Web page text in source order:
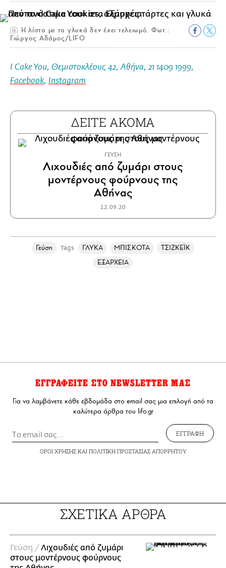
Η λίστα με τα γλυκά δεν έχει τελειωμό. Φωτ.:
Γιώργος Αδάμος/LIFO
I Cake You, Θεμιστοκλέους 42, Αθήνα, 21 1409 1999,
Facebook, Instagram
ΔΕΙΤΕ ΑΚΟΜΑ
ΓΕΥΣΗ
Λιχουδιές από ζυμάρι στους
μοντέρνους φούρνους της
Αθήνας
12.09.20
Γεύση Tags ΓΛΥΚΑ ΜΠΙΣΚΟΤΑ
ΤΣΙΖΚΕΪΚ
ΕΞΑΡΧΕΙΑ
ΕΓΓΡΑΦΕΙΤΕ ΣΤΟ NEWSLETTER ΜΑΣ
Για να λαμβάνετε κάθε εβδομάδα στο email σας μια επιλογή από τα
καλύτερα άρθρα του lifo.gr
ΕΓΓΡΑΦΗ
ΟΡΟΙ ΧΡΗΣΗΣΚΑΙ ΠΟΛΙΤΙΚΗ ΠΡΟΣΤΑΣΙΑΣ ΑΠΟΡΡΗΤΟΥ
ΣΧΕΤΙΚΑ ΑΡΘΡΑ
Γεύση /Λιχουδιές από ζυμάρι
στους μοντέρνους φούρνους